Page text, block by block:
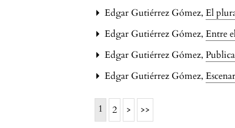
Edgar Gutiérrez Gómez,El
Edgar Gutiérrez Gómez,Entre
Edgar Gutiérrez Gómez,
Edgar Gutiérrez Gómez,
1 2 > >>